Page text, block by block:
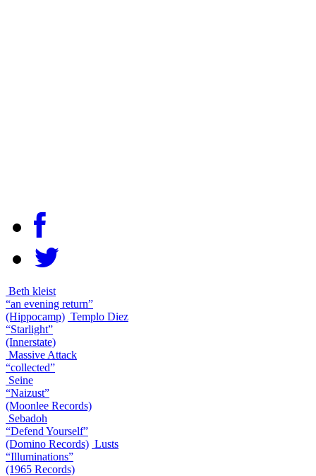
Beth kleist
“an evening return”
(Hippocamp) Templo Diez
“Starlight”
(Innerstate)
Massive Attack
“collected”
Seine
“Naizust”
(Moonlee Records)
Sebadoh
“Defend Yourself”
(Domino Records) Lusts
“Illuminations”
(1965 Records)